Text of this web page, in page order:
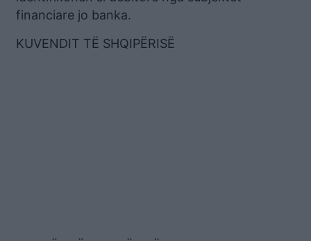
financiare jo banka.
KUVENDIT TË SHQIPËRISË